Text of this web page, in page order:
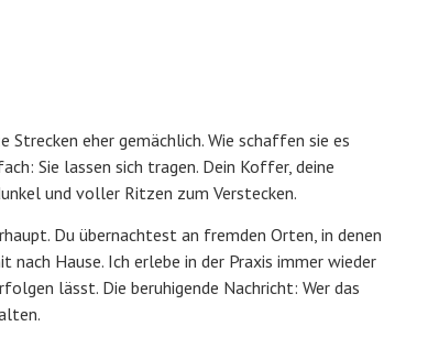
eher gemächlich. Wie schaffen sie es
Sie lassen sich tragen. Dein Koffer, deine
und voller Ritzen zum Verstecken.
Du übernachtest an fremden Orten, in denen
nach Hause. Ich erlebe in der Praxis immer wieder
lässt. Die beruhigende Nachricht: Wer das